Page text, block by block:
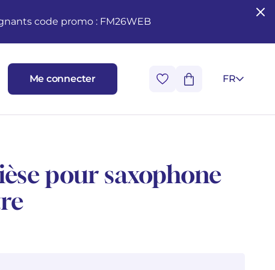
code promo : FM26WEB
Me connecter FR
pour saxophone